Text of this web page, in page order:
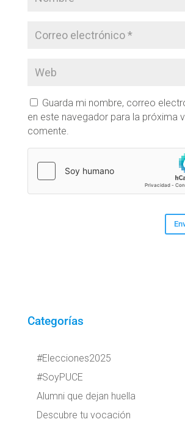
Guarda mi nombre, correo
en este navegador para la próxima
comente.
Categorías
#Elecciones2025
#SoyPUCE
Alumni que dejan huella
Descubre tu vocación